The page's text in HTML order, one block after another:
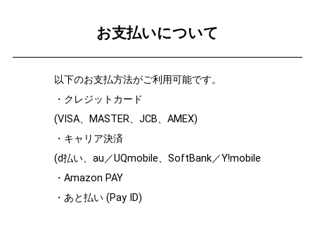
お支払いについて
以下のお支払方法がご利用可能です。
・クレジットカード
(VISA、MASTER、JCB、AMEX)
・キャリア決済
(d払い、au／UQmobile、SoftBank／Y!mobile
・Amazon PAY
・あと払い (Pay ID)